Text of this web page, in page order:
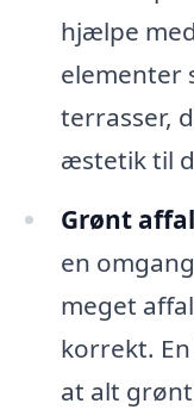
hjælpe
elementer
terrasser,
æstetik til
Grønt
en
meget
korrekt.
at alt